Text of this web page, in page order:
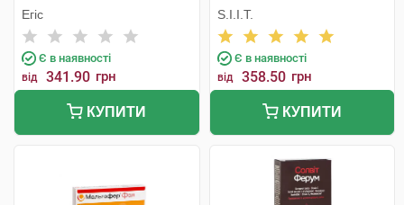
Егіс
Є в наявності
від 341.90 грн
КУПИТИ
S.I.I.T.
Є в наявності
від 358.50 грн
КУПИТИ